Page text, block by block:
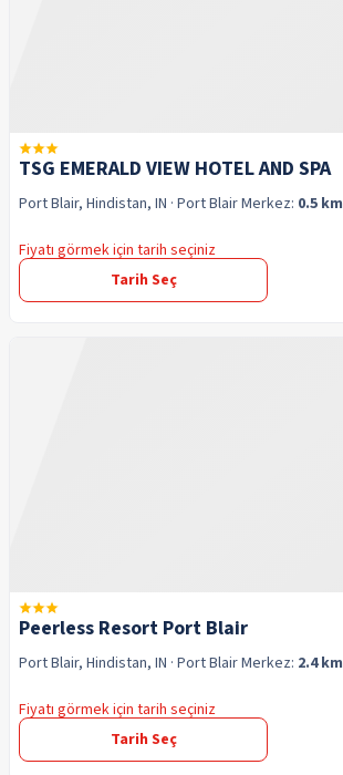
TSG EMERALD VIEW HOTEL AND SPA
Port Blair, Hindistan, IN · Port BlairMerkez: 0.5 km
Fiyatı görmek için tarih seçiniz
Tarih Seç
Peerless Resort Port Blair
Port Blair, Hindistan, IN · Port BlairMerkez: 2.4 km
Fiyatı görmek için tarih seçiniz
Tarih Seç